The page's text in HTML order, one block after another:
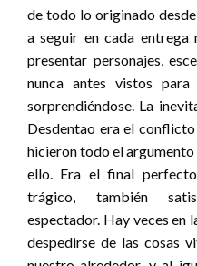
de todo lo originado
a seguir en cada entrega
presentar personajes,
nunca antes vistos
sorprendiéndose. La
Desdentao era el
hicieron todo el argumento
ello. Era el final
trágico, también
espectador. Hay veces en
despedirse de las cosas